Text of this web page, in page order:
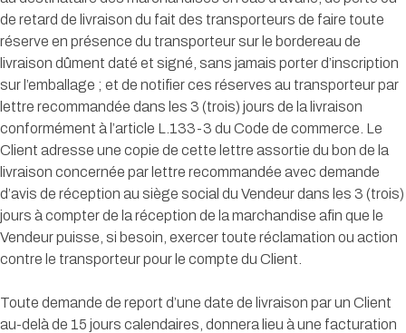
de retard de livraison du fait des transporteurs de faire toute
réserve en présence du transporteur sur le bordereau de
livraison dûment daté et signé, sans jamais porter d’inscription
sur l’emballage ; et de notifier ces réserves au transporteur par
lettre recommandée dans les 3 (trois) jours de la livraison
conformément à l’article L.133-3 du Code de commerce. Le
Client adresse une copie de cette lettre assortie du bon de la
livraison concernée par lettre recommandée avec demande
d’avis de réception au siège social du Vendeur dans les 3 (trois)
jours à compter de la réception de la marchandise afin que le
Vendeur puisse, si besoin, exercer toute réclamation ou action
contre le transporteur pour le compte du Client.
Toute demande de report d’une date de livraison par un Client
au-delà de 15 jours calendaires, donnera lieu à une facturation